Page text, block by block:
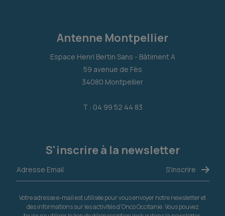
Antenne Montpellier
Espace Henri Bertin Sans - Bâtiment A
59 avenue de Fès
34080 Montpellier
T : 04 99 52 44 83
S'inscrire à la newsletter
Votre adresse e-mail est utilisée pour vous envoyer notre newsletter et
des informations sur les activités d'Onco Occitanie. Vous pouvez